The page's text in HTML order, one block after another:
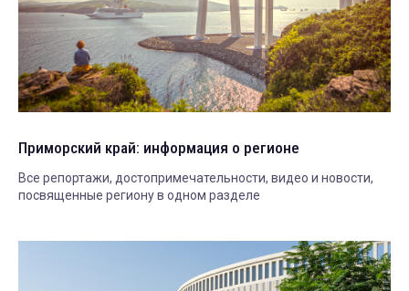
Приморский край: информация о регионе
Все репортажи, достопримечательности, видео и новости,
посвященные региону в одном разделе